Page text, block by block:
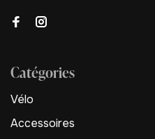
Catégories
Vélo
Accessoires